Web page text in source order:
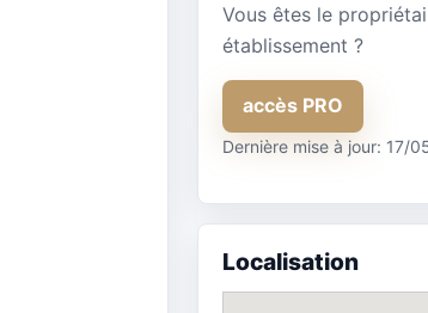
Vous êtes le
établissement ?
accès PRO
Dernière mise à jour: 17/
Localisation